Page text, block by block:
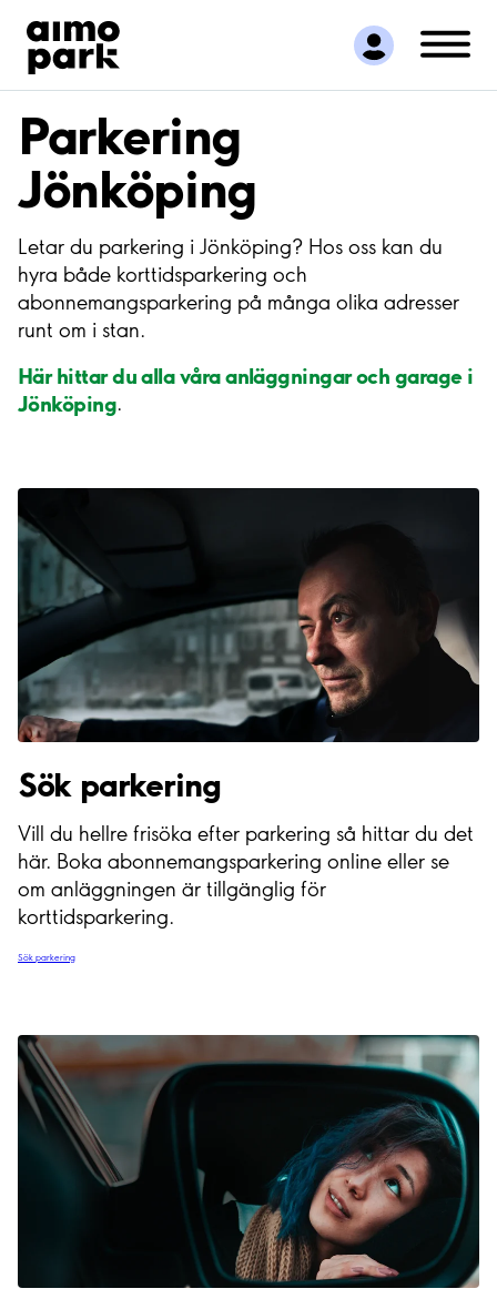
Hitta parkering
Samarbete
Kundservice
Om Aimo Park
Parkering
Jönköping
Letar du parkering i Jönköping? Hos oss kan du
hyra både korttidsparkering och
abonnemangsparkering på många olika adresser
runt om i stan.
Här hittar du alla våra anläggningar och garage i
Jönköping.
Sök parkering
Vill du hellre frisöka efter parkering så hittar du det
här. Boka abonnemangsparkering online eller se
om anläggningen är tillgänglig för
korttidsparkering.
Sök parkering